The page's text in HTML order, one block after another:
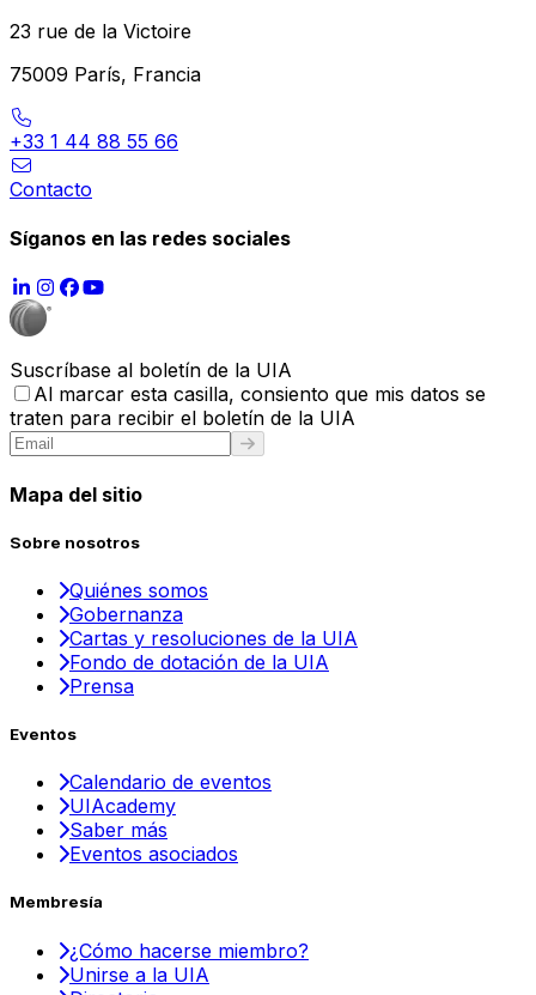
23 rue de la Victoire
75009 París, Francia
+33 1 44 88 55 66
Contacto
Síganos en las redes sociales
Suscríbase al boletín de la UIA
Al marcar esta casilla, consiento que mis datos se
traten para recibir el boletín de la UIA
Mapa del sitio
Sobre nosotros
Quiénes somos
Gobernanza
Cartas y resoluciones de la UIA
Fondo de dotación de la UIA
Prensa
Eventos
Calendario de eventos
UIAcademy
Saber más
Eventos asociados
Membresía
¿Cómo hacerse miembro?
Unirse a la UIA